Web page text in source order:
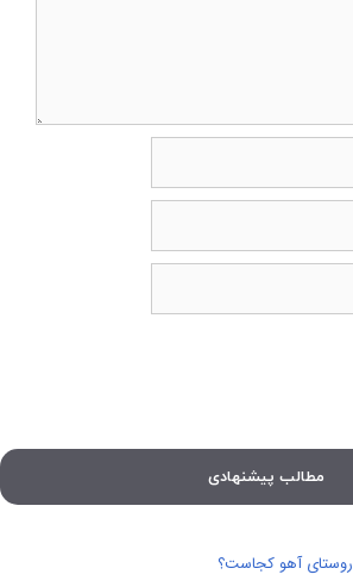
مطالب پیشنهادی
روستای آهو کجاست؟